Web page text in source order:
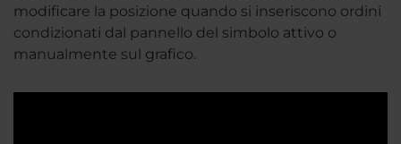
modificare la posizione quando si inseriscono ordini
condizionati dal pannello del simbolo attivo o
manualmente sul grafico.